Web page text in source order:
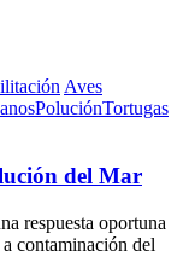
Aves
PoluciónTortugas
del Mar
respuesta oportuna
contaminación del